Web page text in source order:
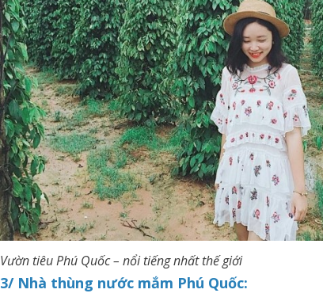
Vườn tiêu Phú Quốc – nổi tiếng nhất thế giới
3/ Nhà thùng nước mắm Phú Quốc: